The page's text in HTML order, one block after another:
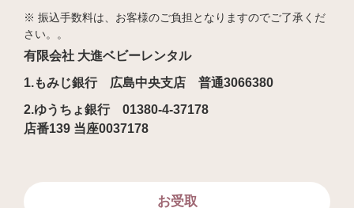
※ 振込手数料は、お客様のご負担となりますのでご了承くだ
さい。。
有限会社 大進ベビーレンタル
1.もみじ銀行 広島中央支店 普通3066380
2.ゆうちょ銀行 01380-4-37178
店番139 当座0037178
お受取